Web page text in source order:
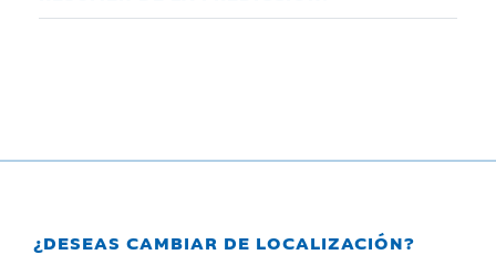
¿DESEAS CAMBIAR DE LOCALIZACIÓN?